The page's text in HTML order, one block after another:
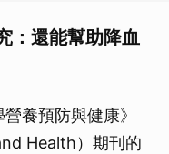
：還能幫助降血
養預防與健康》
Health）期刊的